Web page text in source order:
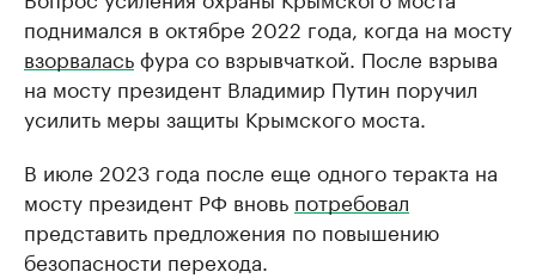
поднимался в октябре 2022 года, когда на мосту
взорваласьфура со взрывчаткой. После взрыва
на мосту президент Владимир Путин поручил
усилить меры защиты Крымского моста.
В июле 2023 года после еще одного теракта на
мосту президент РФ вновь потребовал
представить предложения по повышению
безопасности перехода.